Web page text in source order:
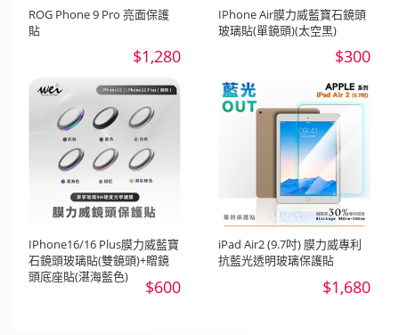
ROG Phone 9 Pro 亮面保護
貼
$1,280
IPhone Air膜力威藍寶石鏡頭
玻璃貼(單鏡頭)(太空黑)
$300
IPhone16/16 Plus膜力威藍寶
石鏡頭玻璃貼(雙鏡頭)+贈鏡
頭底座貼(湛海藍色)
$600
iPad Air2 (9.7吋) 膜力威專利
抗藍光透明玻璃保護貼
$1,680